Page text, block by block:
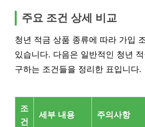
주요 조건 상세 비교
청년 적금 상품 종류에 따라 가입
있습니다. 다음은 일반적인 청년
구하는 조건들을 정리한 표입니다.
조
건
세부 내용 주의사항